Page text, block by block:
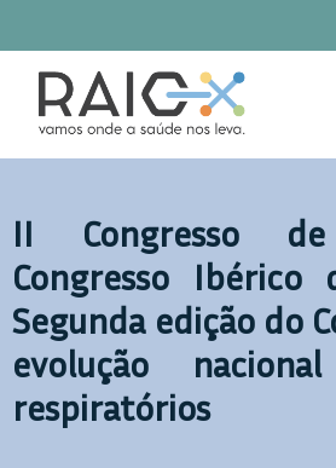
conteúdo
II Congresso de
Congresso Ibérico
Segunda edição do
evolução
respiratórios